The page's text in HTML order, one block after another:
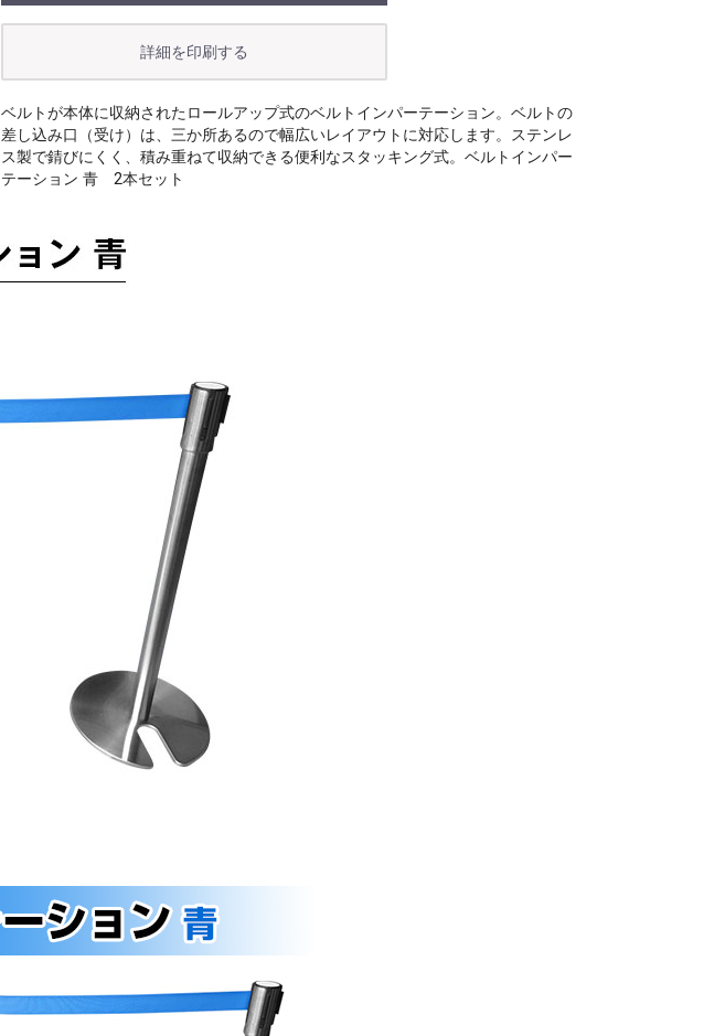
ベルトが本体に収納されたロールアップ式のベルトインパーテーション。ベルトの
差し込み口（受け）は、三か所あるので幅広いレイアウトに対応します。ステンレ
ス製で錆びにくく、積み重ねて収納できる便利なスタッキング式。ベルトインパー
テーション 青 2本セット